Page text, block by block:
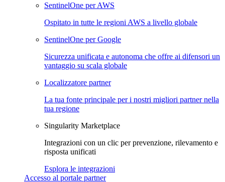
SentinelOne per AWS
Ospitato in tutte le regioni AWS a livello globale
SentinelOne per Google
Sicurezza unificata e autonoma che offre ai difensori un
vantaggio su scala globale
Localizzatore partner
La tua fonte principale per i nostri migliori partner nella
tua regione
Singularity Marketplace
Integrazioni con un clic per prevenzione, rilevamento e
risposta unificati
Esplora le integrazioni
Accesso al portale partner